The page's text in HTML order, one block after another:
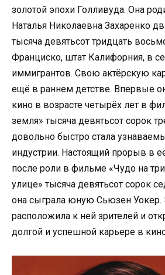
золотой эпохи Голливуда. Она
Наталья Николаевна Захаренко
тысяча девятьсот тридцать
Франциско, штат Калифорния, в
иммигрантов. Свою актёрскую
ещё в раннем детстве. Впервые
кино в возрасте четырёх лет в
земля» тысяча девятьсот сорок
довольно быстро стала
индустрии. Настоящий прорыв в
после роли в фильме «Чудо на
улице» тысяча девятьсот сорок
она сыграла юную Сьюзен Уокер.
расположила к ней зрителей и
долгой и успешной карьере в